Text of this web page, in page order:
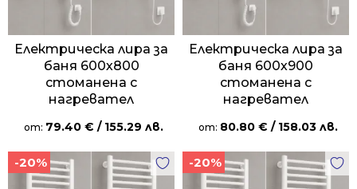
Електрическа лира за
баня 600х800
стоманена с
нагревател
от: 79.40 € / 155.29 лв.
Електрическа лира за
баня 600х900
стоманена с
нагревател
от: 80.80 € / 158.03 лв.
-20% -20%